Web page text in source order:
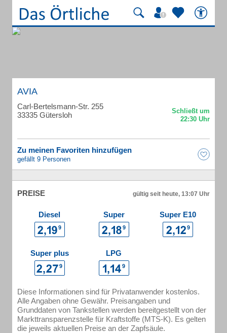
AVIA
Carl-Bertelsmann-Str. 255
33335 Gütersloh
Zu meinen Favoriten hinzufügen
gefällt 9 Personen
PREISE gültig seit heute, 13:07 Uhr
Diesel Super Super E10
Super plus LPG
Diese Informationen sind für Privatanwender kostenlos.
Alle Angaben ohne Gewähr. Preisangaben und
Grunddaten von Tankstellen werden bereitgestellt von der
Markttransparenzstelle für Kraftstoffe (MTS-K). Es gelten
die jeweils aktuellen Preise an der Zapfsäule.